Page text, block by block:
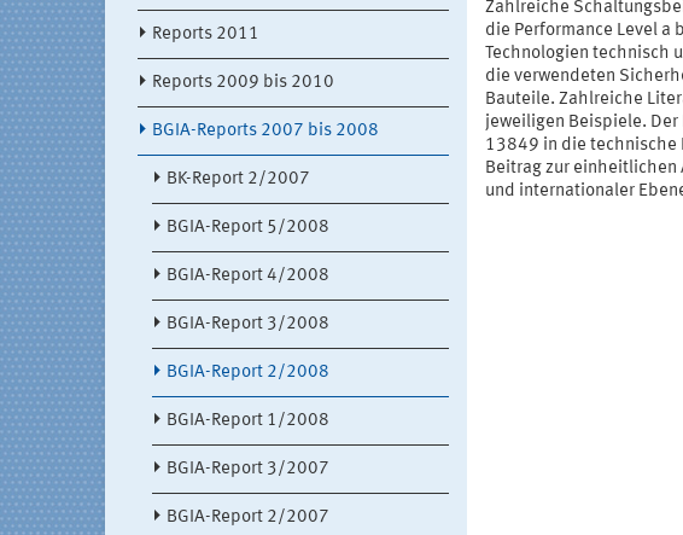
Reports 2011
Reports 2009 bis 2010
BGIA-Reports 2007 bis 2008
BK-Report 2/2007
BGIA-Report 5/2008
BGIA-Report 4/2008
BGIA-Report 3/2008
BGIA-Report 2/2008
BGIA-Report 1/2008
BGIA-Report 3/2007
BGIA-Report 2/2007
Zahlreiche
die Performance Level a
Technologien technisch
die verwendeten
Bauteile. Zahlreiche
jeweiligen Beispiele. Der
13849 in die technische
Beitrag zur einheitlichen
und internationaler